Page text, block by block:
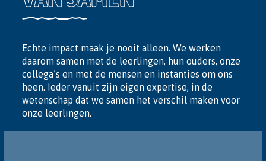
Echte impact maak je nooit alleen. We werken
daarom samen met de leerlingen, hun ouders, onze
collega’s en met de mensen en instanties om ons
heen. Ieder vanuit zijn eigen expertise, in de
wetenschap dat we samen het verschil maken voor
onze leerlingen.